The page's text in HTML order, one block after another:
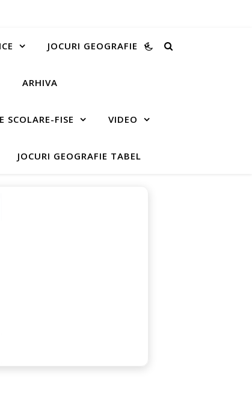
JOCURI GEOGRAFIE
ARHIVA
SCOLARE-FISE VIDEO
JOCURI GEOGRAFIE TABEL